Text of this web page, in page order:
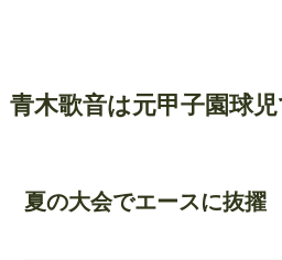
青木歌音は元甲子園球
夏の大会でエースに抜擢